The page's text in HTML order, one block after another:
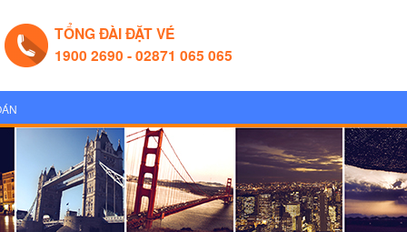
TỔNG ĐÀI ĐẶT VÉ
1900 2690 - 02871 065 065